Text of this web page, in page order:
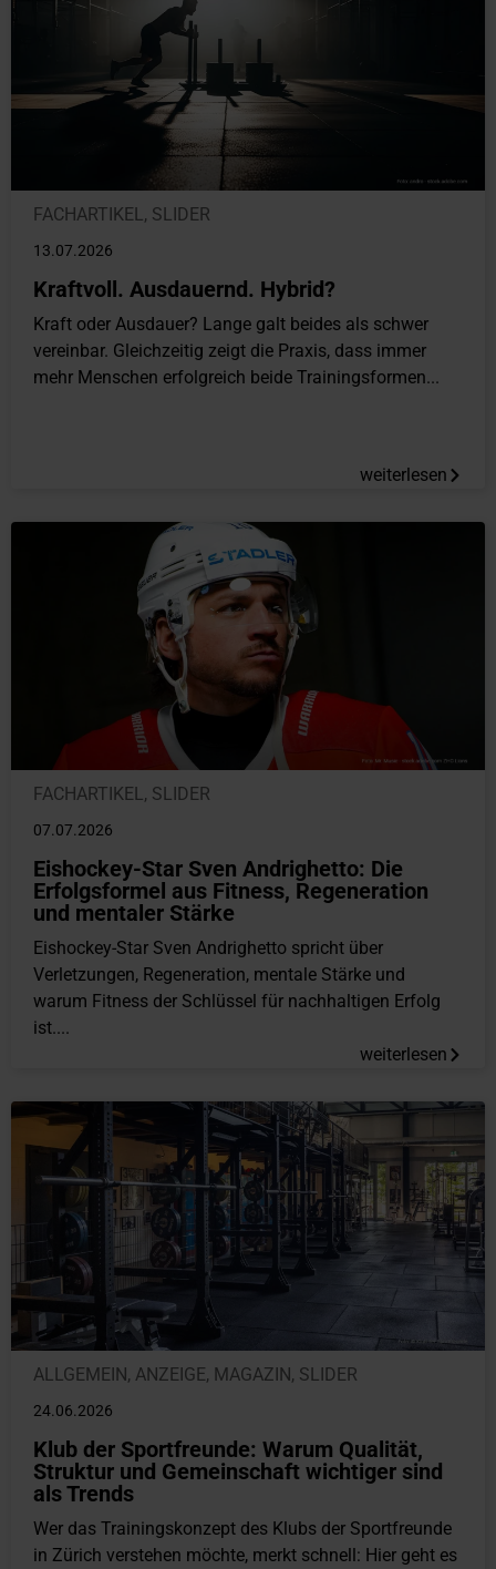
FACHARTIKEL , SLIDER
13.07.2026
Kraftvoll. Ausdauernd. Hybrid?
Kraft oder Ausdauer? Lange galt beides als schwer
vereinbar. Gleichzeitig zeigt die Praxis, dass immer
mehr Menschen erfolgreich beide Trainingsformen...
weiterlesen
FACHARTIKEL, SLIDER
07.07.2026
Eishockey-Star Sven Andrighetto: Die
Erfolgsformel aus Fitness, Regeneration
und mentaler Stärke
Eishockey-Star Sven Andrighetto spricht über
Verletzungen, Regeneration, mentale Stärke und
warum Fitness der Schlüssel für nachhaltigen Erfolg
ist....
weiterlesen
ALLGEMEIN, ANZEIGE, MAGAZIN, SLIDER
24.06.2026
Klub der Sportfreunde: Warum Qualität,
Struktur und Gemeinschaft wichtiger sind
als Trends
Wer das Trainingskonzept des Klubs der Sportfreunde
in Zürich verstehen möchte, merkt schnell: Hier geht es